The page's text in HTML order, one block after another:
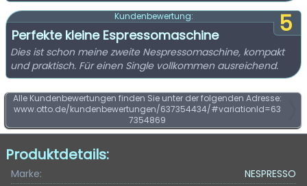
5
Kundenbewertung:
Perfekte kleine Espressomaschine
Dies ist schon meine zweite Nespressomaschine, kompakt
und praktisch. Für einen Single vollkommen ausreichend.
Alle Kundenbewertungen finden Sie unter der folgenden Adresse:
www.otto.de/kundenbewertungen/637354434/#variationId=63
7354869
Produktdetails:
Marke:
NESPRESSO